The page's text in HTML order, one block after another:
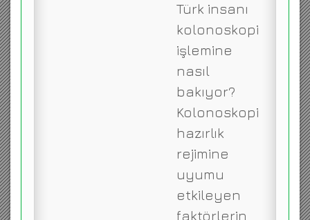
Türk insanı
kolonoskopi
işlemine
nasıl
bakıyor?
Kolonoskopi
hazırlık
rejimine
uyumu
etkileyen
faktörlerin